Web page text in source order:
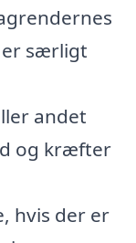
er særligt
andet
og kræfter
hvis der er